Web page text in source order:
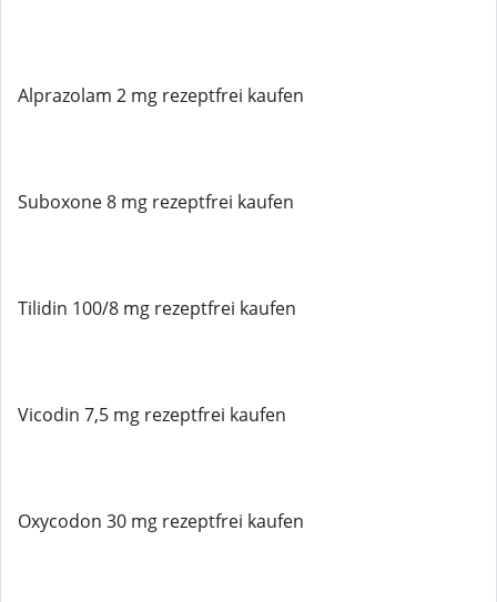
Alprazolam 2 mg rezeptfrei kaufen
Suboxone 8 mg rezeptfrei kaufen
Tilidin 100/8 mg rezeptfrei kaufen
Vicodin 7,5 mg rezeptfrei kaufen
Oxycodon 30 mg rezeptfrei kaufen